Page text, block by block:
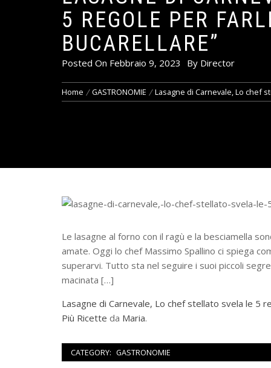
5 REGOLE PER
BUCARELLARE”
Posted On Febbraio 9, 2023 By Director
Home GASTRONOMIE Lasagne di Carnevale, Lo chef
Le lasagne al forno con il ragù e la besciamella
amate. Oggi lo chef Massimo Spallino ci spiega
superarvi. Tutto sta nel seguire i suoi piccoli
macinata […]
Lasagne di Carnevale, Lo chef stellato svela le 5
Più Ricette da Maria.
CATEGORY: GASTRONOMIE